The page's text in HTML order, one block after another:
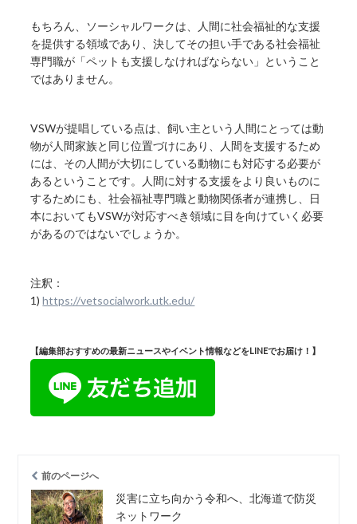
もちろん、ソーシャルワークは、人間に社会福祉的な支援
を提供する領域であり、決してその担い手である社会福祉
専門職が「ペットも支援しなければならない」ということ
ではありません。
VSWが提唱している点は、飼い主という人間にとっては動
物が人間家族と同じ位置づけにあり、人間を支援するため
には、その人間が大切にしている動物にも対応する必要が
あるということです。人間に対する支援をより良いものに
するためにも、社会福祉専門職と動物関係者が連携し、日
本においてもVSWが対応すべき領域に目を向けていく必要
があるのではないでしょうか。
注釈：
1)https://vetsocialwork.utk.edu/
【編集部おすすめの最新ニュースやイベント情報などをLINEでお届け！】
前のページへ
災害に立ち向かう令和へ、北海道で防災
ネットワーク